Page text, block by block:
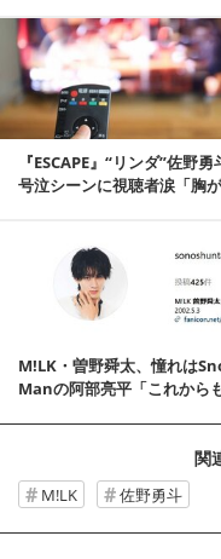
『ESCAPE』“リンダ”佐野勇
号泣シーンに視聴者涙「胸
記事
M!LK・曽野舜太、憧れは
Manの阿部亮平「これから
関
M!LK 佐野勇斗